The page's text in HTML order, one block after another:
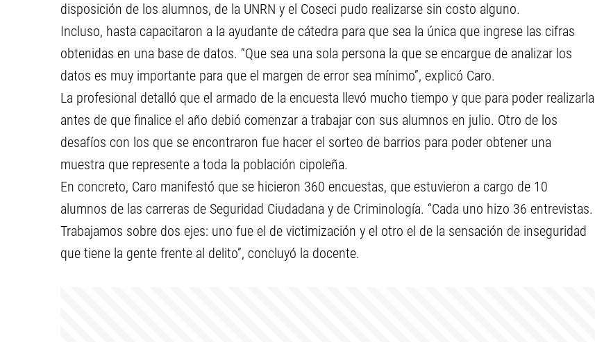
disposición de los alumnos, de la UNRN y el Coseci pudo realizarse sin costo alguno.
Incluso, hasta capacitaron a la ayudante de cátedra para que sea la única que ingrese las cifras
obtenidas en una base de datos. “Que sea una sola persona la que se encargue de analizar los
datos es muy importante para que el margen de error sea mínimo”, explicó Caro.
La profesional detalló que el armado de la encuesta llevó mucho tiempo y que para poder realizarla
antes de que finalice el año debió comenzar a trabajar con sus alumnos en julio. Otro de los
desafíos con los que se encontraron fue hacer el sorteo de barrios para poder obtener una
muestra que represente a toda la población cipoleña.
En concreto, Caro manifestó que se hicieron 360 encuestas, que estuvieron a cargo de 10
alumnos de las carreras de Seguridad Ciudadana y de Criminología. “Cada uno hizo 36 entrevistas.
Trabajamos sobre dos ejes: uno fue el de victimización y el otro el de la sensación de inseguridad
que tiene la gente frente al delito”, concluyó la docente.